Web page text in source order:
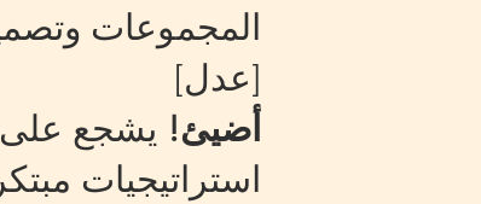
المجموعات
[عدل]
أضيئ! يشجع على
استراتيجيات